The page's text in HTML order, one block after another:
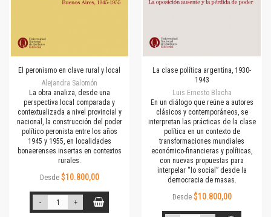
El peronismo en clave rural y local
Alejandra Salomón
La obra analiza, desde una
perspectiva local comparada y
contextualizada a nivel provincial y
nacional, la construcción del poder
político peronista entre los años
1945 y 1955, en localidades
bonaerenses insertas en contextos
rurales.
Desde $10.800,00
- +
La clase política argentina, 1930-
1943
Luis Ernesto Blacha
En un diálogo que reúne a autores
clásicos y contemporáneos, se
interpretan las prácticas de la clase
política en un contexto de
transformaciones mundiales
económico-financieras y políticas,
con nuevas propuestas para
interpelar “lo social” desde la
democracia de masas.
Desde $10.800,00